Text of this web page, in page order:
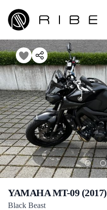
YAMAHA MT-09 (2017)
Black Beast